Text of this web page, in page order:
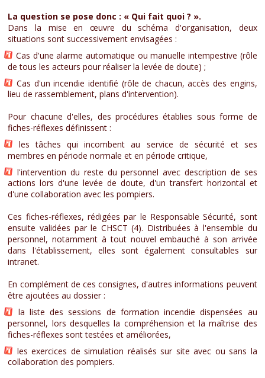
La question se pose donc : « Qui fait quoi ? ».
Dans la mise en œuvre du schéma d'organisation, deux
situations sont successivement envisagées :
Cas d'une alarme automatique ou manuelle intempestive (rôle
de tous les acteurs pour réaliser la levée de doute) ;
Cas d'un incendie identifié (rôle de chacun, accès des engins,
lieu de rassemblement, plans d'intervention).
Pour chacune d'elles, des procédures établies sous forme de
fiches-réflexes définissent :
les tâches qui incombent au service de sécurité et ses
membres en période normale et en période critique,
l'intervention du reste du personnel avec description de ses
actions lors d'une levée de doute, d'un transfert horizontal et
d'une collaboration avec les pompiers.
Ces fiches-réflexes, rédigées par le Responsable Sécurité, sont
ensuite validées par le CHSCT (4). Distribuées à l'ensemble du
personnel, notamment à tout nouvel embauché à son arrivée
dans l'établissement, elles sont également consultables sur
intranet.
En complément de ces consignes, d'autres informations peuvent
être ajoutées au dossier :
la liste des sessions de formation incendie dispensées au
personnel, lors desquelles la compréhension et la maîtrise des
fiches-réflexes sont testées et améliorées,
les exercices de simulation réalisés sur site avec ou sans la
collaboration des pompiers.